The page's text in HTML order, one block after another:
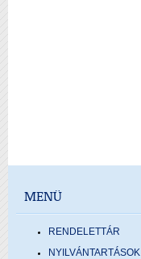
MENÜ
RENDELETTÁR
NYILVÁNTARTÁSOK